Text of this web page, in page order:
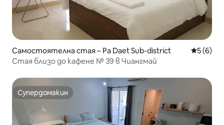
Самостоятелна стая – Pa Daet Sub-district Средна
5 (6)
Стая близо до кафене № 39 в Чиангмай
Супердомакин
Супердомакин